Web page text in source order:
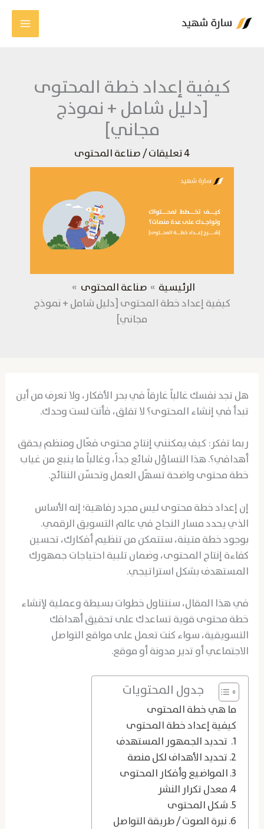
إلى
كيفية إعداد خطة المحتوى
[دليل شامل + نموذج
مجاني]
4 تعليقات /صناعة المحتوى
الرئيسية
صناعة المحتوى
كيفية إعداد خطة المحتوى [دليل شامل + نموذج
مجاني]
هل تجد نفسك غالباً غارقاً في بحر الأفكار، ولا تعرف من أين
تبدأ في إنشاء المحتوى؟ لا تقلق، فأنت لست وحدك.
ربما تفكر: كيف يمكنني إنتاج محتوى فعّال ومنظم يحقق
أهدافي؟. هذا التساؤل شائع جداً، وغالباً ما ينبع من غياب
خطة محتوى واضحة تسهّل العمل وتحسّن النتائج.
إن إعداد خطة محتوى ليس مجرد رفاهية؛ إنه الأساس
الذي يحدد مسار النجاح في عالم التسويق الرقمي.
بوجود خطة متينة، ستتمكن من تنظيم أفكارك، تحسين
كفاءة إنتاج المحتوى، وضمان تلبية احتياجات جمهورك
المستهدف بشكل استراتيجي.
في هذا المقال، سنتناول خطوات بسيطة وعملية لإنشاء
خطة محتوى قوية تساعدك على تحقيق أهدافك
التسويقية، سواء كنت تعمل على مواقع التواصل
الاجتماعي أو تدير مدونة أو موقع.
جدول المحتويات
ما هي خطة المحتوى
كيفية إعداد خطة المحتوى
1. تحديد الجمهور المستهدف
2. تحديد الأهداف لكل منصة
3. المواضيع وأفكار المحتوى
4. معدل تكرار النشر
5. شكل المحتوى
6. نبرة الصوت / طريقة التواصل